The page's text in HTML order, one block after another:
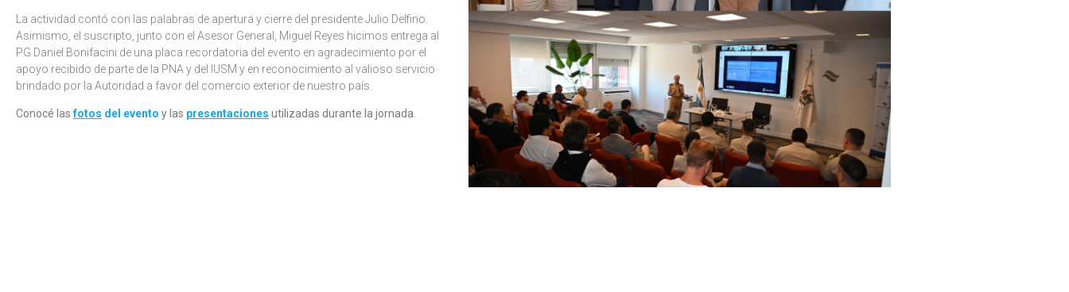
La actividad contó con las palabras de apertura y cierre del presidente Julio Delfino.
Asimismo, el suscripto, junto con el Asesor General, Miguel Reyes hicimos entrega al
PG Daniel Bonifacini de una placa recordatoria del evento en agradecimiento por el
apoyo recibido de parte de la PNA y del IUSM y en reconocimiento al valioso servicio
brindado por la Autoridad a favor del comercio exterior de nuestro país.
Conocé las fotos del evento y las presentaciones utilizadas durante la jornada.